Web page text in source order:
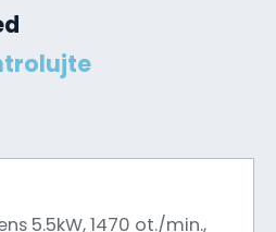
5.5kW, 1470 ot./min.,